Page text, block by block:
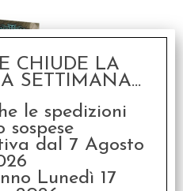
- Bestiario
CHIUDE LA
SETTIMANA...
le spedizioni
sospese
dal 7 Agosto
Lunedì 17